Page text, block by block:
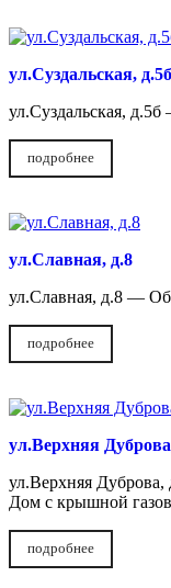
ул.Суздальская, д.5б
ул.Суздальская,
подробнее
ул.Славная, д.8
ул.Славная, д.8 —
подробнее
ул.Верхняя
ул.Верхняя
Дом с крышной
подробнее